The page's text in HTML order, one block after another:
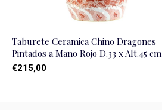
Taburete Ceramica Chino Dragones
Pintados a Mano Rojo D.33 x Alt.45 cm
€215,00